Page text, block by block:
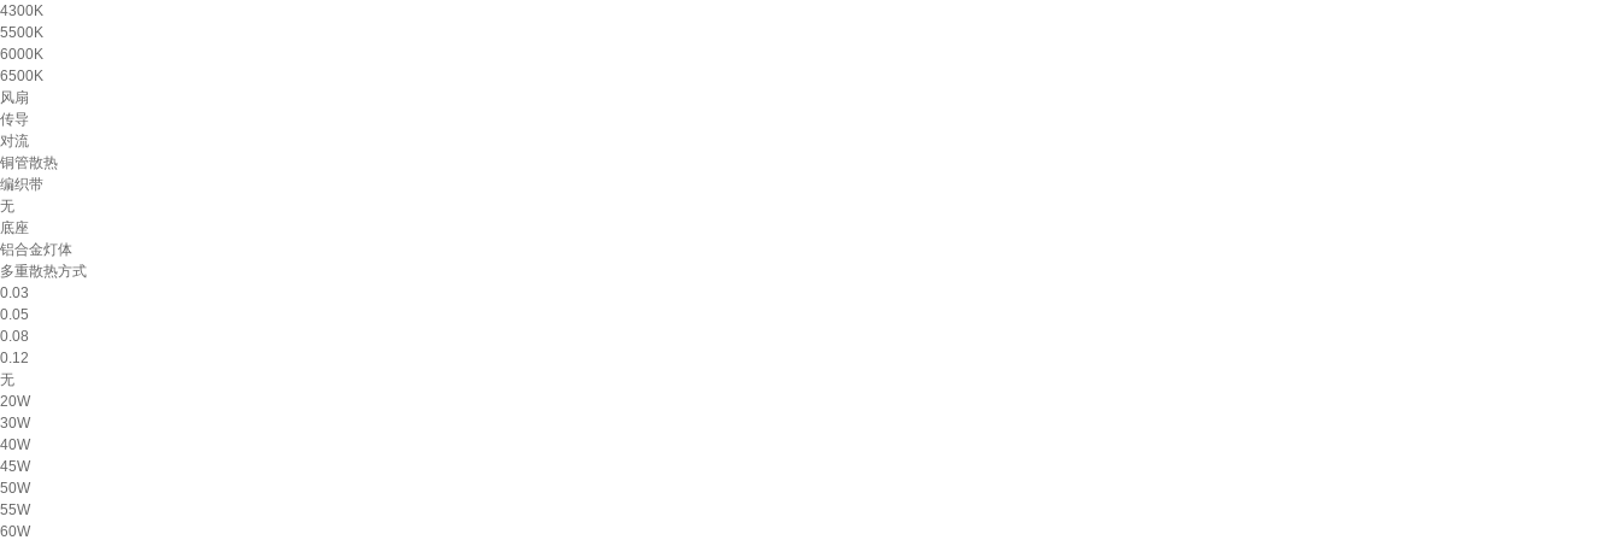
4300K
5500K
6000K
6500K
风扇
传导
对流
铜管散热
编织带
无
底座
铝合金灯体
多重散热方式
0.03
0.05
0.08
0.12
无
20W
30W
40W
45W
50W
55W
60W